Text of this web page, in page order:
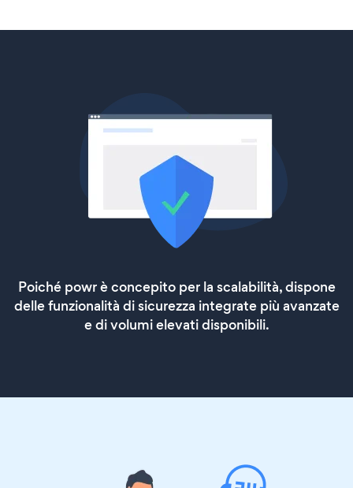
Poiché powr è concepito per la scalabilità, dispone
delle funzionalità di sicurezza integrate più avanzate
e di volumi elevati disponibili.